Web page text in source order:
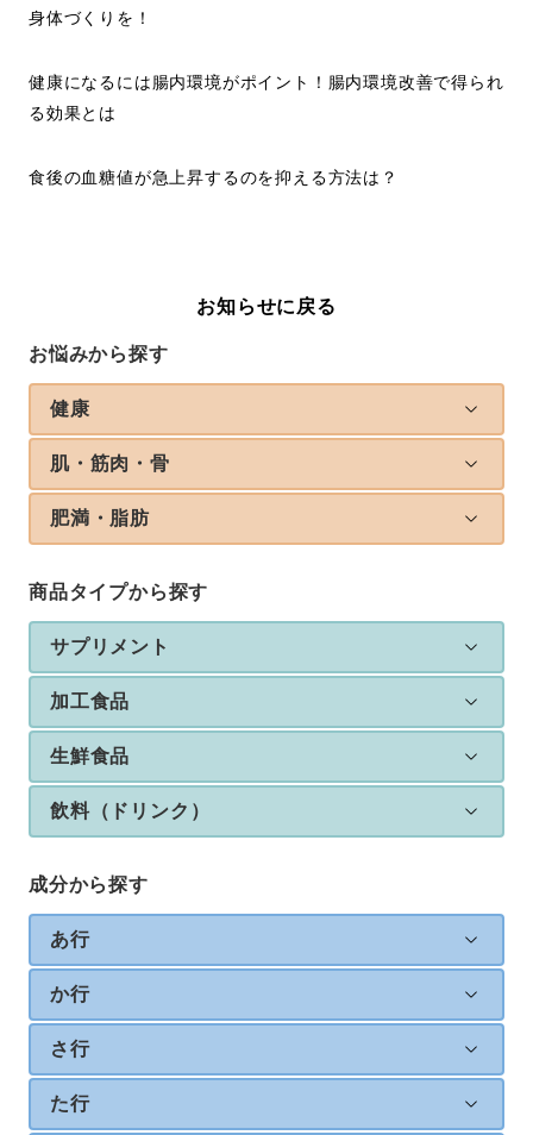
お悩みから探す
健康
肌・筋肉・骨
肥満・脂肪
商品タイプから探す
サプリメント
加工食品
生鮮食品
飲料（ドリンク）
成分から探す
あ行
か行
さ行
た行
身体づくりを！
健康になるには腸内環境がポイント！腸内環境改善で得られ
る効果とは
食後の血糖値が急上昇するのを抑える方法は？
お知らせに戻る